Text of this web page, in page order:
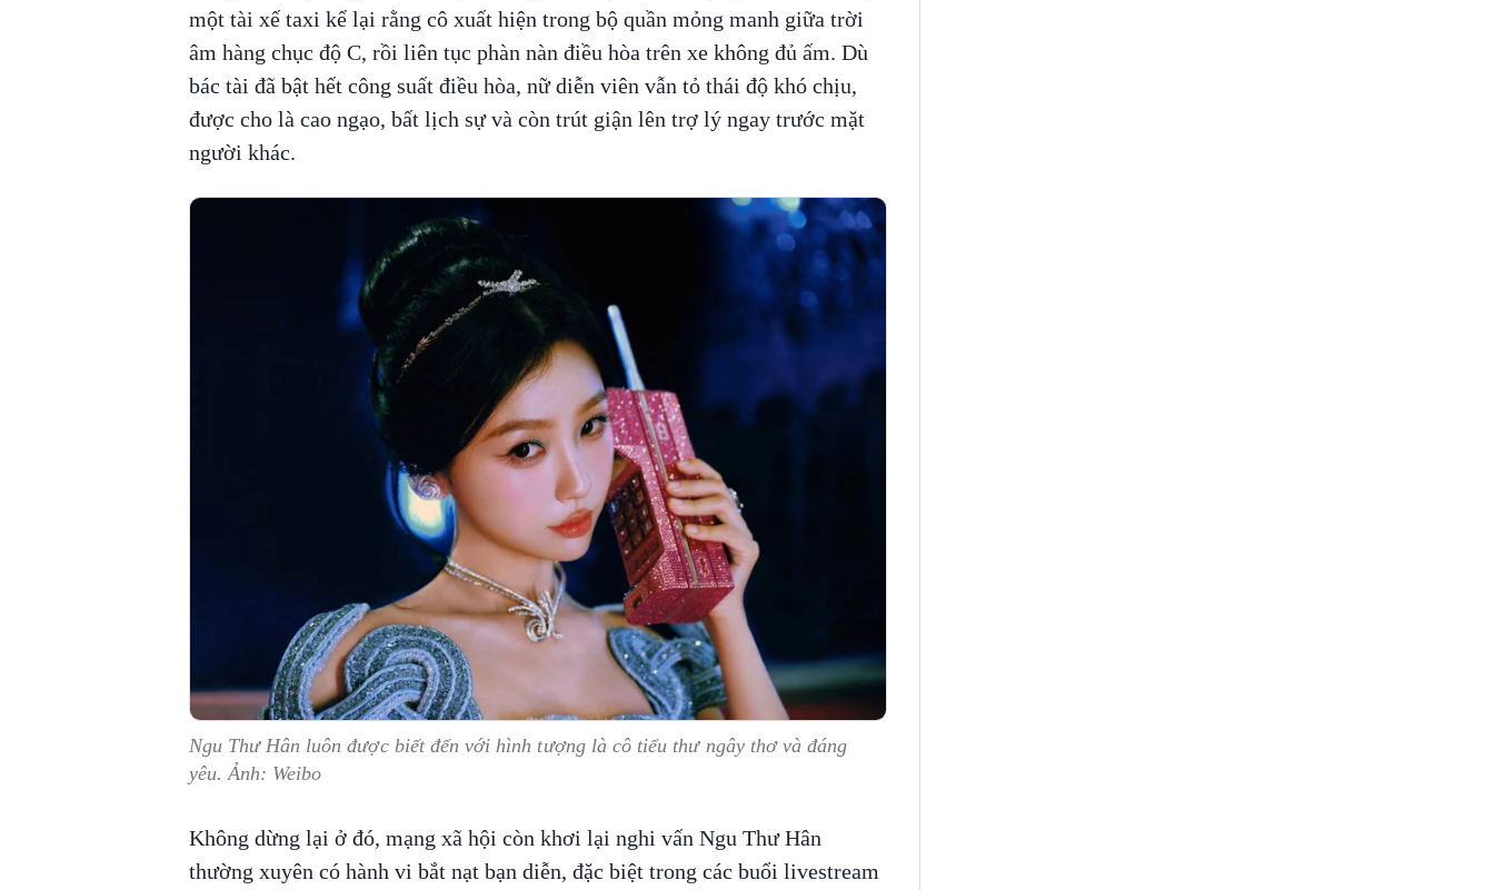
một tài xế taxi kể lại rằng cô xuất hiện trong bộ quần mỏng manh giữa trời
âm hàng chục độ C, rồi liên tục phàn nàn điều hòa trên xe không đủ ấm. Dù
bác tài đã bật hết công suất điều hòa, nữ diễn viên vẫn tỏ thái độ khó chịu,
được cho là cao ngạo, bất lịch sự và còn trút giận lên trợ lý ngay trước mặt
người khác.
Ngu Thư Hân luôn được biết đến với hình tượng là cô tiểu thư ngây thơ và đáng
yêu. Ảnh: Weibo
Không dừng lại ở đó, mạng xã hội còn khơi lại nghi vấn Ngu Thư Hân
thường xuyên có hành vi bắt nạt bạn diễn, đặc biệt trong các buổi livestream